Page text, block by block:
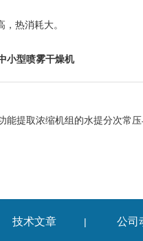
热消耗大。
小型喷雾干燥机
能提取浓缩机组的水提分次常
技术文章 | 公司